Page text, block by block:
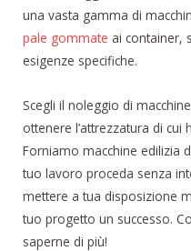
una vasta gamma di
pale gommate ai container,
esigenze specifiche.
Scegli il noleggio di
ottenere l’attrezzatura di cui
Forniamo macchine edilizia
tuo lavoro proceda senza
mettere a tua disposizione
tuo progetto un successo.
saperne di più!